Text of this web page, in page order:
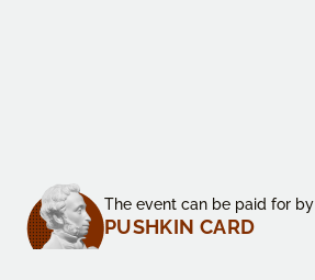
The event can be paid for by
PUSHKIN CARD